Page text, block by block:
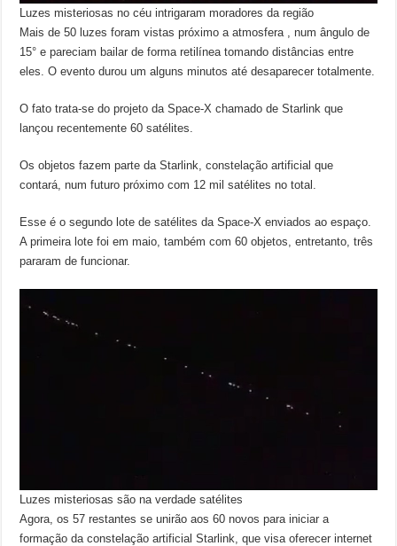
Luzes misteriosas no céu intrigaram moradores da região
Mais de 50 luzes foram vistas próximo a atmosfera , num ângulo de
15° e pareciam bailar de forma retilínea tomando distâncias entre
eles. O evento durou um alguns minutos até desaparecer totalmente.
O fato trata-se do projeto da Space-X chamado de Starlink que
lançou recentemente 60 satélites.
Os objetos fazem parte da Starlink, constelação artificial que
contará, num futuro próximo com 12 mil satélites no total.
Esse é o segundo lote de satélites da Space-X enviados ao espaço.
A primeira lote foi em maio, também com 60 objetos, entretanto, três
pararam de funcionar.
Luzes misteriosas são na verdade satélites
Agora, os 57 restantes se unirão aos 60 novos para iniciar a
formação da constelação artificial Starlink, que visa oferecer internet